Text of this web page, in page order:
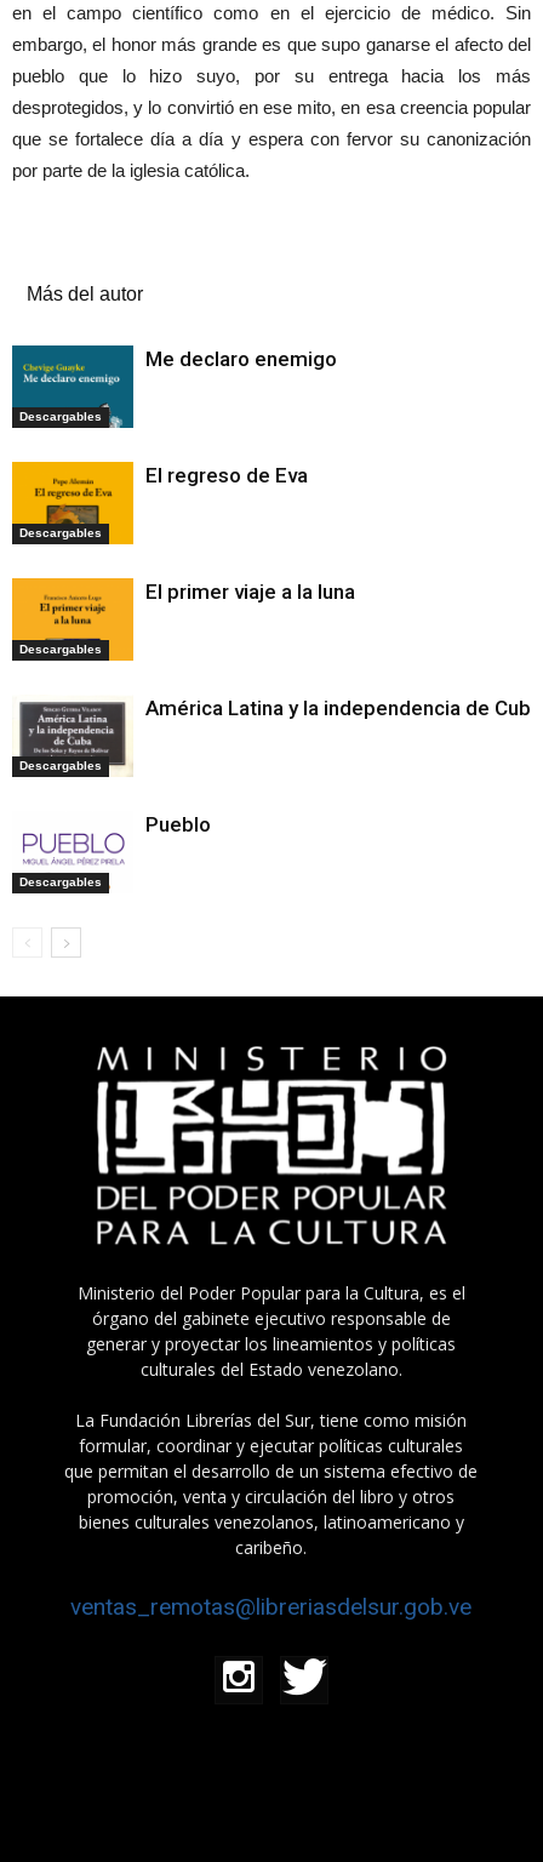
en el campo científico como en el ejercicio de médico. Sin
embargo, el honor más grande es que supo ganarse el afecto del
pueblo que lo hizo suyo, por su entrega hacia los más
desprotegidos, y lo convirtió en ese mito, en esa creencia popular
que se fortalece día a día y espera con fervor su canonización
por parte de la iglesia católica.
Más del autor
Descargables
Me declaro enemigo
Descargables
El regreso de Eva
Descargables
El primer viaje a la luna
Descargables
América Latina y la independencia de Cuba
Descargables
Pueblo
Ministerio del Poder Popular para la Cultura, es el
órgano del gabinete ejecutivo responsable de
generar y proyectar los lineamientos y políticas
culturales del Estado venezolano.
La Fundación Librerías del Sur, tiene como misión
formular, coordinar y ejecutar políticas culturales
que permitan el desarrollo de un sistema efectivo de
promoción, venta y circulación del libro y otros
bienes culturales venezolanos, latinoamericano y
caribeño.
ventas_remotas@libreriasdelsur.gob.ve